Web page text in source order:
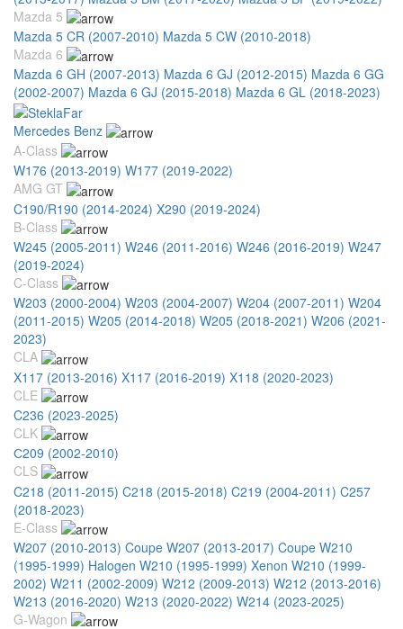
Mazda 5
Mazda 5 CR (2007-2010) Mazda 5 CW (2010-2018)
Mazda 6
Mazda 6 GH (2007-2013) Mazda 6 GJ (2012-2015) Mazda 6 GG
(2002-2007) Mazda 6 GJ (2015-2018) Mazda 6 GL (2018-2023)
Mercedes Benz
A-Class
W176 (2013-2019) W177 (2019-2022)
AMG GT
C190/R190 (2014-2024) X290 (2019-2024)
B-Class
W245 (2005-2011) W246 (2011-2016) W246 (2016-2019) W247
(2019-2024)
C-Class
W203 (2000-2004) W203 (2004-2007) W204 (2007-2011) W204
(2011-2015) W205 (2014-2018) W205 (2018-2021) W206 (2021-
2023)
CLA
X117 (2013-2016) X117 (2016-2019) X118 (2020-2023)
CLE
C236 (2023-2025)
CLK
С209 (2002-2010)
CLS
C218 (2011-2015) C218 (2015-2018) C219 (2004-2011) C257
(2018-2023)
E-Class
W207 (2010-2013) Coupe W207 (2013-2017) Coupe W210
(1995-1999) Halogen W210 (1995-1999) Xenon W210 (1999-
2002) W211 (2002-2009) W212 (2009-2013) W212 (2013-2016)
W213 (2016-2020) W213 (2020-2022) W214 (2023-2025)
G-Wagon